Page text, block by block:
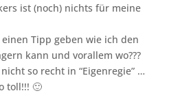
ist (noch) nichts für meine
Tipp geben wie ich den
kann und vorallem wo???
so recht in “Eigenregie” …
toll!!! 🙂